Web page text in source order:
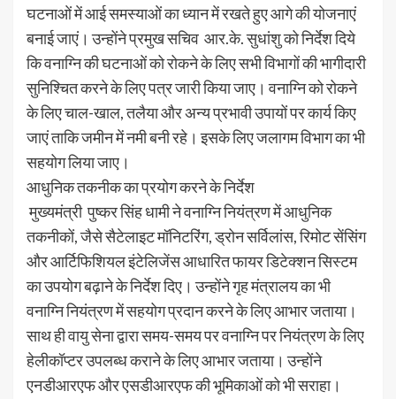
घटनाओं में आई समस्याओं का ध्यान में रखते हुए आगे की योजनाएं
बनाई जाएं। उन्होंने प्रमुख सचिव आर.के. सुधांशु को निर्देश दिये
कि वनाग्नि की घटनाओं को रोकने के लिए सभी विभागों की भागीदारी
सुनिश्चित करने के लिए पत्र जारी किया जाए। वनाग्नि को रोकने
के लिए चाल-खाल, तलैया और अन्य प्रभावी उपायों पर कार्य किए
जाएं ताकि जमीन में नमी बनी रहे। इसके लिए जलागम विभाग का भी
सहयोग लिया जाए।
आधुनिक तकनीक का प्रयोग करने के निर्देश
मुख्यमंत्री पुष्कर सिंह धामी ने वनाग्नि नियंत्रण में आधुनिक
तकनीकों, जैसे सैटेलाइट मॉनिटरिंग, ड्रोन सर्विलांस, रिमोट सेंसिंग
और आर्टिफिशियल इंटेलिजेंस आधारित फायर डिटेक्शन सिस्टम
का उपयोग बढ़ाने के निर्देश दिए। उन्होंने गृह मंत्रालय का भी
वनाग्नि नियंत्रण में सहयोग प्रदान करने के लिए आभार जताया।
साथ ही वायु सेना द्वारा समय-समय पर वनाग्नि पर नियंत्रण के लिए
हेलीकॉप्टर उपलब्ध कराने के लिए आभार जताया। उन्होंने
एनडीआरएफ और एसडीआरएफ की भूमिकाओं को भी सराहा।